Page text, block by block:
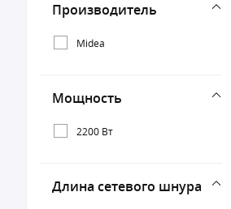
Производитель
Midea
Мощность
2200 Вт
Длина сетевого шнура